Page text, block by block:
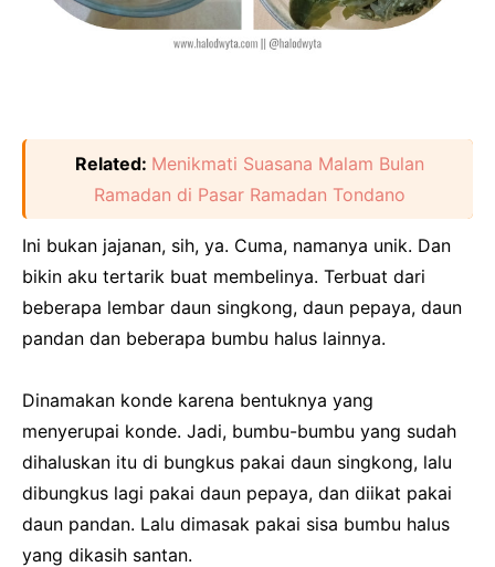
Related: Menikmati Suasana Malam Bulan
Ramadan di Pasar Ramadan Tondano
Ini bukan jajanan, sih, ya. Cuma, namanya unik. Dan
bikin aku tertarik buat membelinya. Terbuat dari
beberapa lembar daun singkong, daun pepaya, daun
pandan dan beberapa bumbu halus lainnya.
Dinamakan konde karena bentuknya yang
menyerupai konde. Jadi, bumbu-bumbu yang sudah
dihaluskan itu di bungkus pakai daun singkong, lalu
dibungkus lagi pakai daun pepaya, dan diikat pakai
daun pandan. Lalu dimasak pakai sisa bumbu halus
yang dikasih santan.